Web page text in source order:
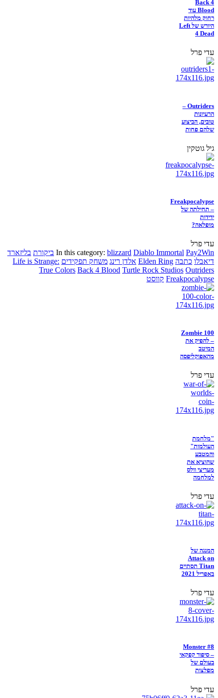
Back 4
Blood עוד
רחוק מלהיות
היורש של Left
4 Dead
עדי פרל
Outriders –
הרעיונות
טובים, הביצוע
שלהם פחות
גיל גוטקין
Freakpocalypse
– תחילתה של
ידידות
מופלאה?
עדי פרל
In this category: blizzard Diablo Immortal Pay2Win ביקורת בליזארד
דיאבלו כתבה Elden Ring אלדן רינג משחק תפקידים Life is Strange:
True Colors Back 4 Blood Turtle Rock Studios Outriders
Freakpocalypse קווסט
Zombie 100
– להפיק את
המיטב
מהאפוקליפסה
עדי פרל
"מלחמת
העולמות"
והמטבע
שהוציא את
מעריצי וולס
למלחמה
עדי פרל
המנגה של
Attack on
Titan תסתיים
באפריל 2021
עדי פרל
Monster #8
– סיפור קפקאי
בעולם של
מפלצות
עדי פרל